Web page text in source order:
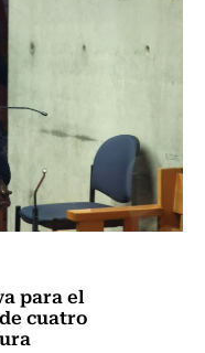
para el
cuatro